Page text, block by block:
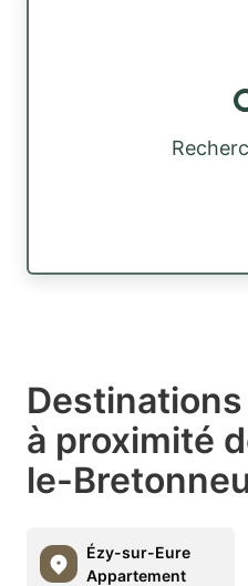
à proximité
le-
Ézy-sur-Eure
Appartement